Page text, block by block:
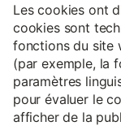
Les cookies ont
cookies sont
fonctions du site
(par exemple, la
paramètres
pour évaluer le
afficher de la